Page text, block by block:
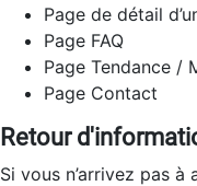
Page de détail
Page FAQ
Page Tendance /
Page Contact
Retour
Si vous n’arrivez pas